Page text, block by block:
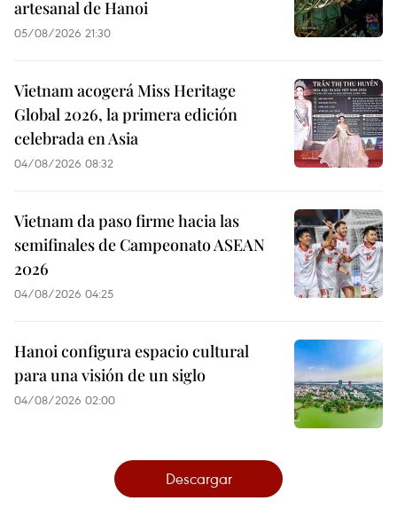
artesanal de Hanoi
05/08/2026 21:30
Vietnam acogerá Miss Heritage
Global 2026, la primera edición
celebrada en Asia
04/08/2026 08:32
Vietnam da paso firme hacia las
semifinales de Campeonato ASEAN
2026
04/08/2026 04:25
Hanoi configura espacio cultural
para una visión de un siglo
04/08/2026 02:00
Descargar